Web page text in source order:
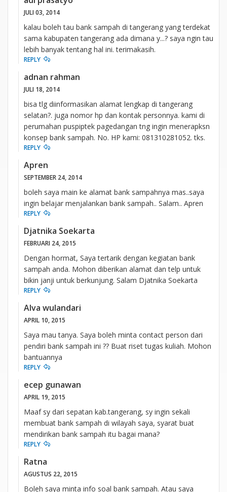
JULI 03, 2014
kalau boleh tau bank sampah di tangerang yang terdekat
sama kabupaten tangerang ada dimana y...? saya ngin tau
lebih banyak tentang hal ini. terimakasih.
REPLY
adnan rahman
JULI 18, 2014
bisa tlg diinformasikan alamat lengkap di tangerang
selatan?. juga nomor hp dan kontak personnya. kami di
perumahan puspiptek pagedangan tng ingin menerapksn
konsep bank sampah. No. HP kami: 081310281052. tks.
REPLY
Apren
SEPTEMBER 24, 2014
boleh saya main ke alamat bank sampahnya mas..saya
ingin belajar menjalankan bank sampah.. Salam.. Apren
REPLY
Djatnika Soekarta
FEBRUARI 24, 2015
Dengan hormat, Saya tertarik dengan kegiatan bank
sampah anda. Mohon diberikan alamat dan telp untuk
bikin janji untuk berkunjung. Salam Djatnika Soekarta
REPLY
Alva wulandari
APRIL 10, 2015
Saya mau tanya. Saya boleh minta contact person dari
pendiri bank sampah ini ?? Buat riset tugas kuliah. Mohon
bantuannya
REPLY
ecep gunawan
APRIL 19, 2015
Maaf sy dari sepatan kab.tangerang, sy ingin sekali
membuat bank sampah di wilayah saya, syarat buat
mendirikan bank sampah itu bagai mana?
REPLY
Ratna
AGUSTUS 22, 2015
Boleh saya minta info soal bank sampah. Atau saya